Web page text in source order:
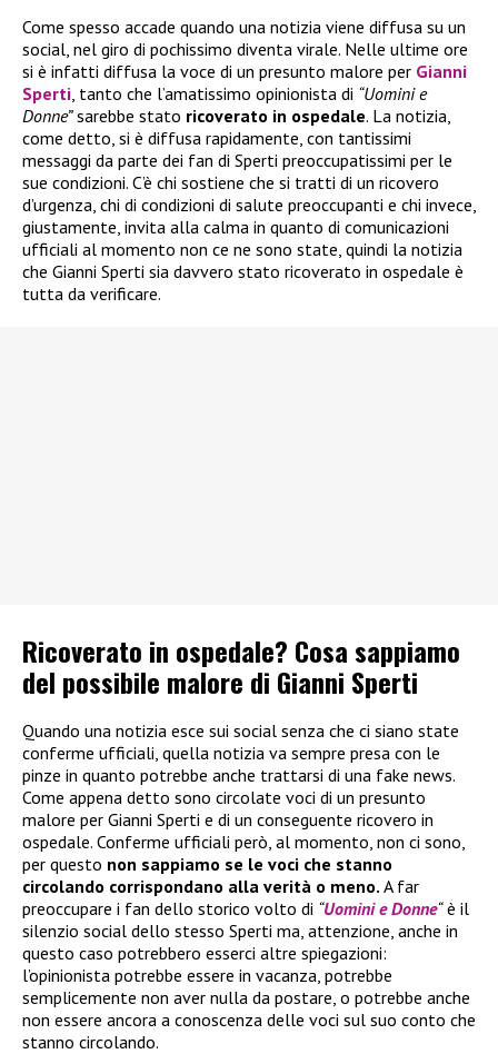
Come spesso accade quando una notizia viene diffusa su un
social, nel giro di pochissimo diventa virale. Nelle ultime ore
si è infatti diffusa la voce di un presunto malore per Gianni
Sperti, tanto che l’amatissimo opinionista di “Uomini e
Donne”sarebbe stato ricoverato in ospedale. La notizia,
come detto, si è diffusa rapidamente, con tantissimi
messaggi da parte dei fan di Sperti preoccupatissimi per le
sue condizioni. C’è chi sostiene che si tratti di un ricovero
d’urgenza, chi di condizioni di salute preoccupanti e chi invece,
giustamente, invita alla calma in quanto di comunicazioni
ufficiali al momento non ce ne sono state, quindi la notizia
che Gianni Sperti sia davvero stato ricoverato in ospedale è
tutta da verificare.
Ricoverato in ospedale? Cosa sappiamo
del possibile malore di Gianni Sperti
Quando una notizia esce sui social senza che ci siano state
conferme ufficiali, quella notizia va sempre presa con le
pinze in quanto potrebbe anche trattarsi di una fake news.
Come appena detto sono circolate voci di un presunto
malore per Gianni Sperti e di un conseguente ricovero in
ospedale. Conferme ufficiali però, al momento, non ci sono,
per questo non sappiamo se le voci che stanno
circolando corrispondano alla verità o meno. A far
preoccupare i fan dello storico volto di “Uomini e Donne“è il
silenzio social dello stesso Sperti ma, attenzione, anche in
questo caso potrebbero esserci altre spiegazioni:
l’opinionista potrebbe essere in vacanza, potrebbe
semplicemente non aver nulla da postare, o potrebbe anche
non essere ancora a conoscenza delle voci sul suo conto che
stanno circolando.